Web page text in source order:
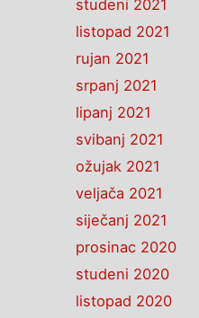
studeni 2021
listopad 2021
rujan 2021
srpanj 2021
lipanj 2021
svibanj 2021
ožujak 2021
veljača 2021
siječanj 2021
prosinac 2020
studeni 2020
listopad 2020